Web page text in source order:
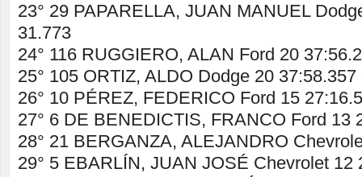
23° 29 PAPARELLA, JUAN MANUEL
31.773
24° 116 RUGGIERO, ALAN Ford 20
25° 105 ORTIZ, ALDO Dodge 20 37:58.357
26° 10 PÉREZ, FEDERICO Ford 15
27° 6 DE BENEDICTIS, FRANCO Ford 13
28° 21 BERGANZA, ALEJANDRO
29° 5 EBARLÍN, JUAN JOSÉ Chevrolet 12